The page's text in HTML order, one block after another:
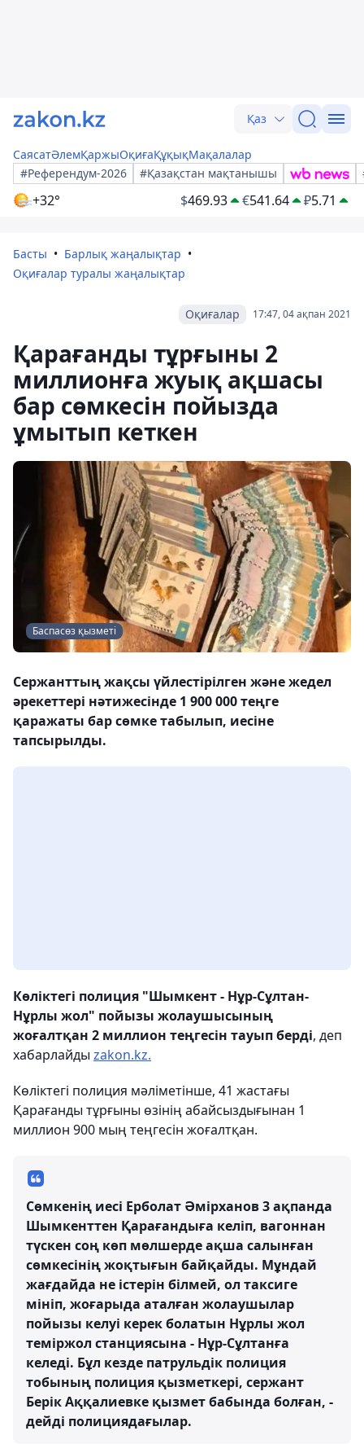
Қаз
СаясатӘлемҚаржыОқиғаҚұқықМақалалар
#Референдум-2026
#Қазақстан мақтанышы
+32° $469.93 €541.64 ₽5.71
Басты
Барлық жаңалықтар
Оқиғалар туралы жаңалықтар
17:47, 04 ақпан 2021
Оқиғалар
Қарағанды тұрғыны 2
миллионға жуық ақшасы
бар сөмкесін пойызда
ұмытып кеткен
Баспасөз қызметі
Сержанттың жақсы үйлестірілген және жедел
әрекеттері нәтижесінде 1 900 000 теңге
қаражаты бар сөмке табылып, иесіне
тапсырылды.
Көліктегі полиция "Шымкент - Нұр-Сұлтан-
Нұрлы жол" пойызы жолаушысының
жоғалтқан 2 миллион теңгесін тауыпберді, деп
хабарлайды zakon.kz.
Көліктегі полиция мәліметінше, 41 жастағы
Қарағанды ​​тұрғыны өзінің абайсыздығынан 1
миллион 900 мың теңгесін жоғалтқан.
Сөмкенің иесі Ерболат Әмірханов 3 ақпанда
Шымкенттен Қарағандыға келіп, вагоннан
түскен соң көп мөлшерде ақша салынған
сөмкесінің жоқтығын байқайды. Мұндай
жағдайда не істерін білмей, ол таксиге
мініп, жоғарыда аталған жолаушылар
пойызы келуі керек болатын Нұрлы жол
теміржол станциясына - Нұр-Сұлтанға
келеді. Бұл кезде патрульдік полиция
тобының полиция қызметкері, сержант
Берік Аққалиевке қызмет бабында болған, -
дейді полициядағылар.